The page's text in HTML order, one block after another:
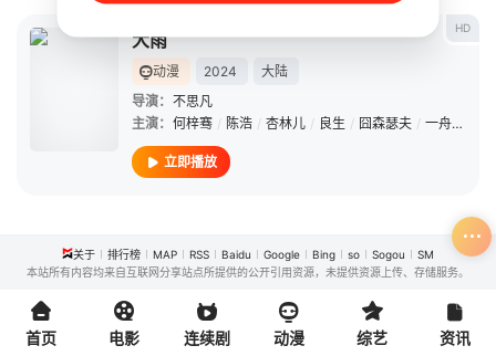
HD
大雨
动漫 2024
大陆
导演： 不思凡
主演： 何梓骞 / 陈浩 / 杏林儿 / 良生 / 囧森瑟夫 / 一舟 /
立即播放
关于 排行榜 MAP RSS Baidu Google Bing so Sogou
SM
本站所有内容均来自互联网分享站点所提供的公开引用资源，未提供资源上传、存储服务。
首页 电影 连续剧 动漫 综艺 资讯